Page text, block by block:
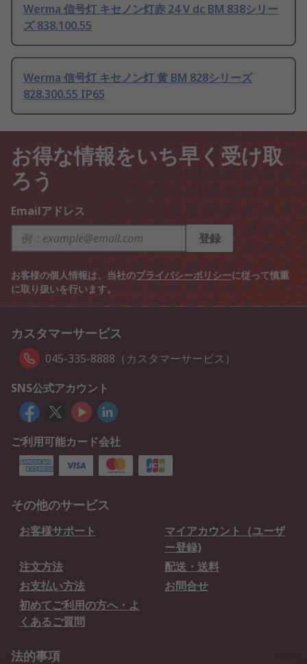
Werma 信号灯 キセノン灯赤 24 V dc BM 838シリー
ズ 838.100.55
Werma 信号灯 キセノン灯 黄 BM 828シリーズ
828.300.55 IP65
お得な情報をいち早く受け取
ろう
Emailアドレス
登録
お客様の個人情報は、当社のプライバシーポリシーに従って慎重
に取り扱いを行います。
カスタマーサービス
045-335-8888（カスタマーサービス）
SNS公式アカウント
ご利用可能カード会社
その他のサービス
お客様サポート
マイアカウント（ユーザ
ー登録)
注文方法
配送・送料
お支払い方法
お問合せ
初めてご利用の方へ・よ
くあるご質問
法的事項